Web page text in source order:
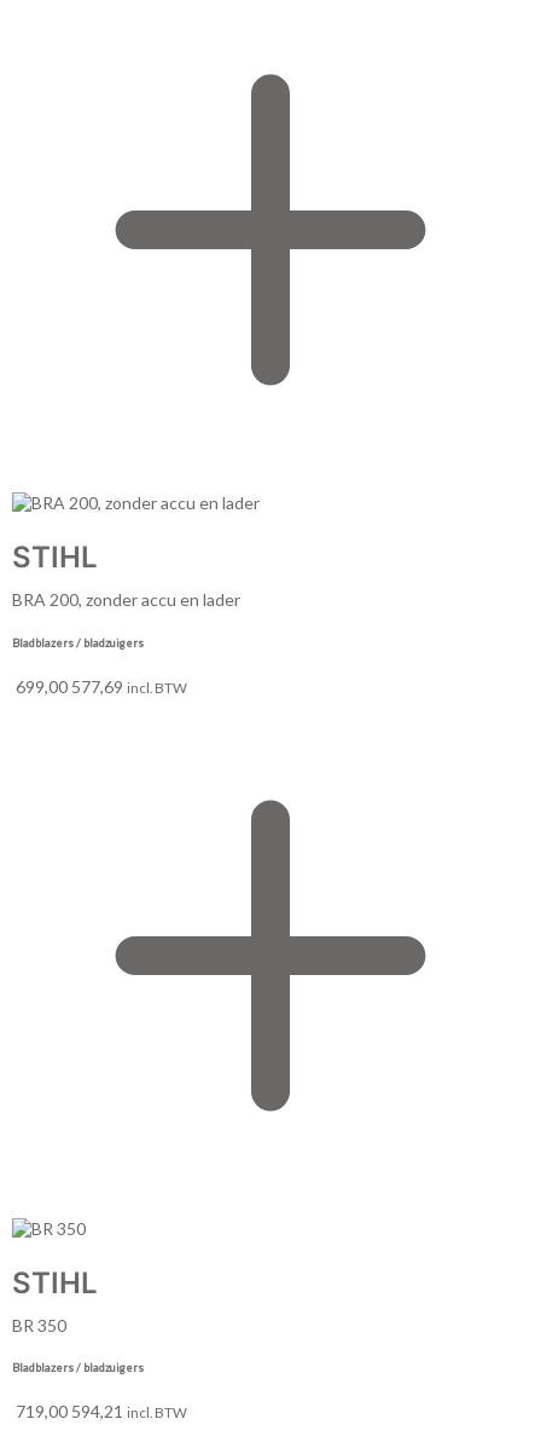
STIHL
BRA 200, zonder accu en lader
Bladblazers / bladzuigers
699,00 577,69 incl. BTW
STIHL
BR 350
Bladblazers / bladzuigers
719,00 594,21 incl. BTW